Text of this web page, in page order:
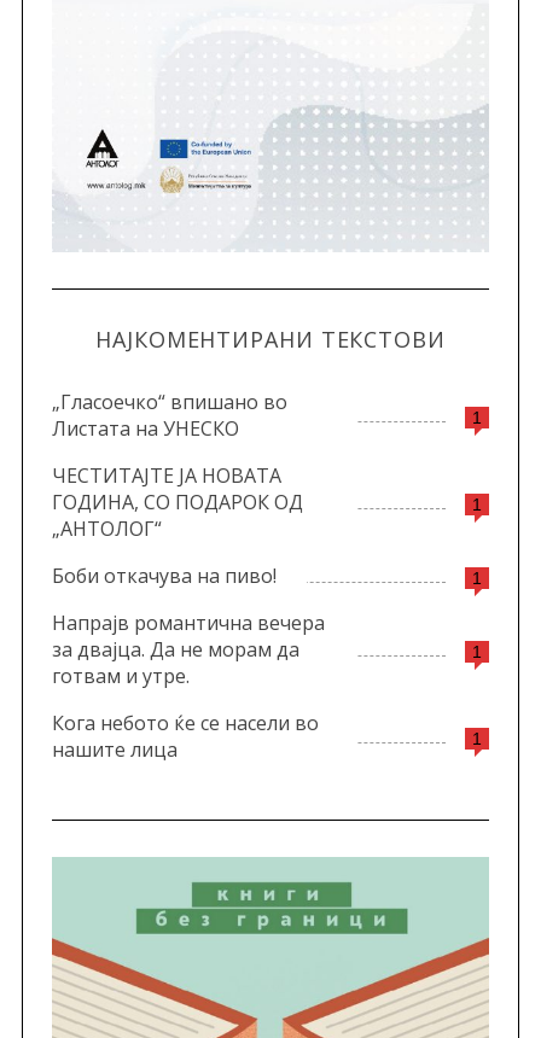
НАЈКОМЕНТИРАНИ ТЕКСТОВИ
1
„Гласоечко“ впишано во
Листата на УНЕСКО
1
ЧЕСТИТАЈТЕ ЈА НОВАТА
ГОДИНА, СО ПОДАРОК ОД
„АНТОЛОГ“
1
Боби откачува на пиво!
1
Напрајв романтична вечера
за двајца. Да не морам да
готвам и утре.
1
Кога небото ќе се насели во
нашите лица